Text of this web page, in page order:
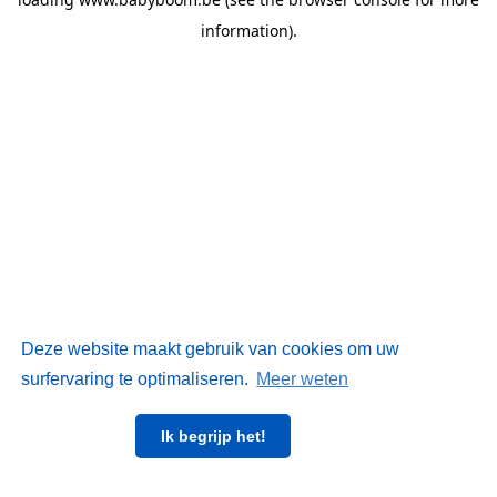
Deze website maakt gebruik van cookies om uw
surfervaring te optimaliseren. Meer weten
Ik begrijp het!
information).